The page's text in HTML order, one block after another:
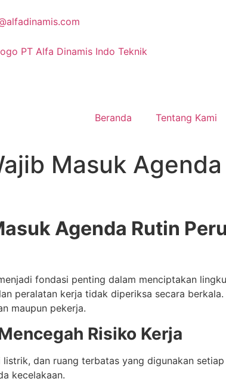
Beranda Tentang Kami
Masuk
Agenda Rutin
fondasi penting dalam menciptakan
peralatan kerja tidak diperiksa secara
maupun pekerja.
Risiko Kerja
dan ruang terbatas yang digunakan
kecelakaan.